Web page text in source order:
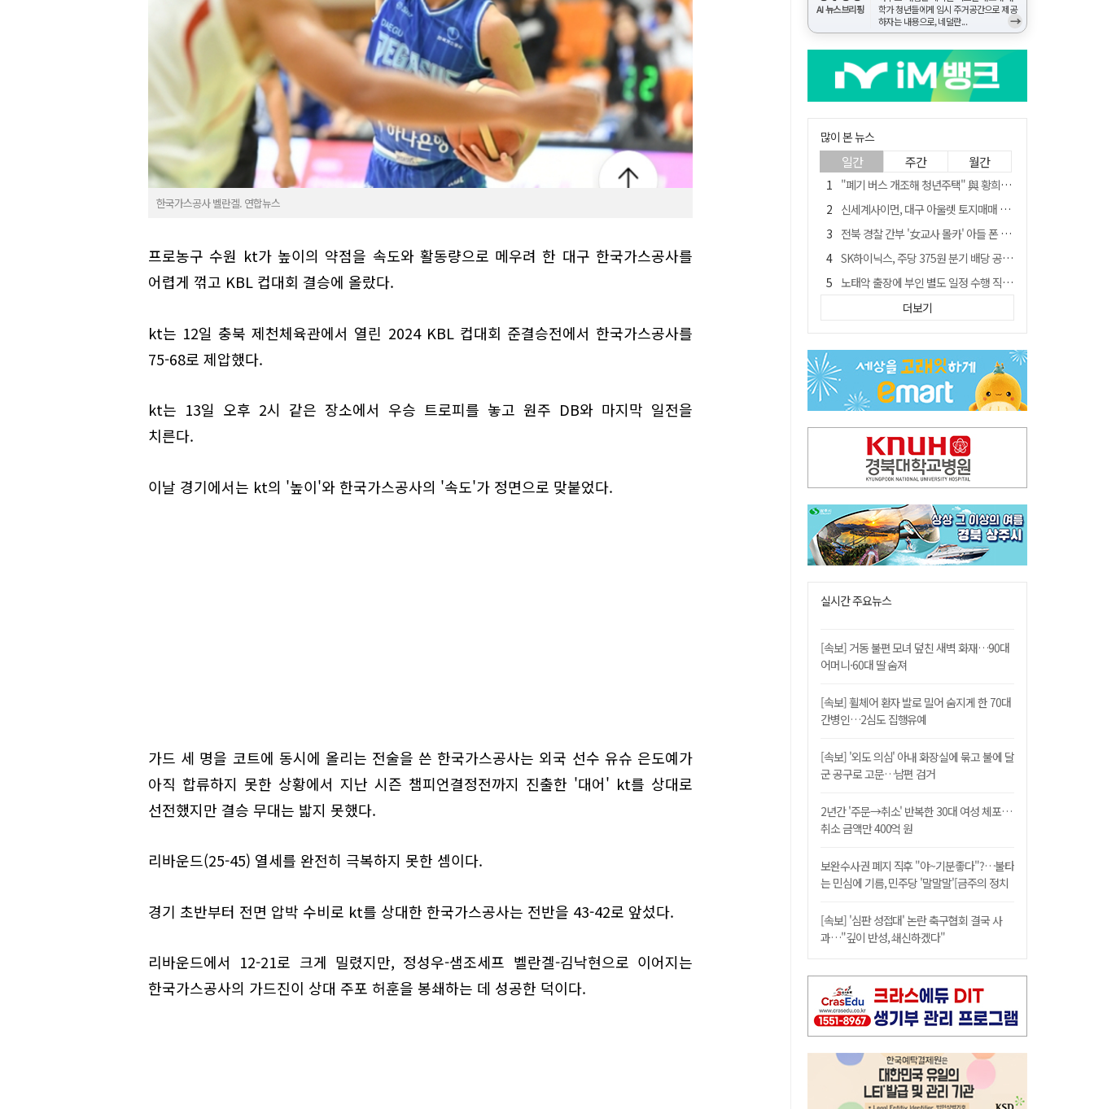
한국가스공사 벨란겔. 연합뉴스
프로농구 수원 kt가 높이의 약점을 속도와 활동량으로 메우려 한 대구 한국가스공사를
어렵게 꺾고 KBL 컵대회 결승에 올랐다.
kt는 12일 충북 제천체육관에서 열린 2024 KBL 컵대회 준결승전에서 한국가스공사를
75-68로 제압했다.
kt는 13일 오후 2시 같은 장소에서 우승 트로피를 놓고 원주 DB와 마지막 일전을
치른다.
이날 경기에서는 kt의 '높이'와 한국가스공사의 '속도'가 정면으로 맞붙었다.
가드 세 명을 코트에 동시에 올리는 전술을 쓴 한국가스공사는 외국 선수 유슈 은도예가
아직 합류하지 못한 상황에서 지난 시즌 챔피언결정전까지 진출한 '대어' kt를 상대로
선전했지만 결승 무대는 밟지 못했다.
리바운드(25-45) 열세를 완전히 극복하지 못한 셈이다.
경기 초반부터 전면 압박 수비로 kt를 상대한 한국가스공사는 전반을 43-42로 앞섰다.
리바운드에서 12-21로 크게 밀렸지만, 정성우-샘조세프 벨란겔-김낙현으로 이어지는
한국가스공사의 가드진이 상대 주포 허훈을 봉쇄하는 데 성공한 덕이다.
AI 뉴스브리핑
학가 청년들에게 임시 주거공간으로 제공
하자는 내용으로, 네덜란...
→
많이 본 뉴스
일간 주간 월간
"폐기 버스 개조해 청년주택" 與 황희…'딸 학비는 年 4200만원'
신세계사이먼, 대구 아울렛 토지매매 계약 체결… 사업 본궤도
전북 경찰 간부 '女교사 몰카' 아들 폰 부수고…"처벌 못하는 사안" 내부망에 글
SK하이닉스, 주당 375원 분기 배당 공시…"3분기 중 주주환원 방안 확정"
노태악 출장에 부인 별도 일정 수행 직원도…보고서엔 '공식일정 참석'
'새 아시아쿼터는 어떨까' 삼성 라이온즈, 새 얼굴 투수 미야모리 영입
박권현 청도군수, '햇빛 연금 사업' 공약 시동걸어
통합 고속철 할인 '반짝 3년'…이후 요금 도로 오른다?
"골프채로 YG 신사옥 출입문 '쾅쾅'…20대 여성 현행범 체포"[영상]
더보기
실시간 주요뉴스
[속보] 거동 불편 모녀 덮친 새벽 화재…90대
어머니·60대 딸 숨져
[속보] 휠체어 환자 발로 밀어 숨지게 한 70대
간병인…2심도 집행유예
[속보] '외도 의심' 아내 화장실에 묶고 불에 달
군 공구로 고문…남편 검거
2년간 '주문→취소' 반복한 30대 여성 체포…
취소 금액만 400억 원
보완수사권 폐지 직후 "야~기분좋다"?…불타
는 민심에 기름, 민주당 '말말말'[금주의 정치
[속보] '심판 성접대' 논란 축구협회 결국 사
과…"깊이 반성, 쇄신하겠다"